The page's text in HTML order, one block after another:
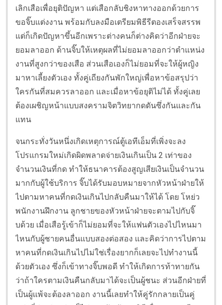
เลิกเสือเพื่อยุติปัญหา แต่เสือกลับชิงหาทางออกด้วยการ
ขอจิ๊บแต่งงาน พร้อมกับลงมือเตรียมพิธีรีตองเสร็จสรรพ
แต่ก็เกิดปัญหาขึ้นอีกเพราะต่างคนก็ต่างคิดว่าอีกฝ่ายจะ
ยอมลาออก ด้านจิ๊บให้เหตุผลที่ไม่ยอมลาออกว่าตำแหน่ง
งานที่สูงกว่าของเสือ ส่วนเสือเองก็ไม่ยอมที่จะให้ผู้หญิง
มาหาเลี้ยงตัวเอง ทั้งคู่เถียงกันพักใหญ่เพื่อหาข้อสรุปว่า
ใครกันที่สมควรลาออก และเมื่อหาข้อยุติไม่ได้ ทั้งคู่เลย
ต้องเผชิญหน้าแบบสงครามจิตวิทยากดดันซึ่งกันและกัน
แทน
จนกระทั่งวันหนึ่งเกิดเหตุการณ์ตู้เอทีเอ็มที่เพิ่งจะลง
โปรแกรมใหม่เกิดผิดพลาดจ่ายเงินเกินเป็น 2 เท่าของ
จำนวนเงินที่กด ทำให้ธนาคารต้องสูญเสียเงินเป็นจำนวน
มากกับผู้ใช้บริการ จิ๊บได้รับมอบหมายจากหัวหน้าฝ่ายให้
ไปตามหาคนที่กดเงินเกินไปกลับคืนมาให้ได้ โดย โหย่ว
พนักงานฝึกงาน ลูกชายของหัวหน้าฝ่ายจะตามไปกับจิ๊
บด้วย เมื่อเสือรู้เข้าก็ไม่ยอมที่จะให้แฟนตัวเองไปไหนมา
ไหนกับผู้ชายคนอื่นแบบสองต่อสอง และคิดว่าการไปตาม
หาคนที่กดเงินเกินไปไม่ใช่เรื่องยากก็เลยจะไปทำงานนี้
ด้วยตัวเอง ซึ่งก็เข้าทางจิ๊บพอดี ทำให้เกิดการท้าทายกัน
ว่าถ้าใครตามเงินคืนกลับมาได้จะเป็นผู้ชนะ ส่วนอีกฝ่ายที่
เป็นผู้แพ้จะต้องลาออก งานนี้เลยทำให้คู่รักกลายเป็นคู่